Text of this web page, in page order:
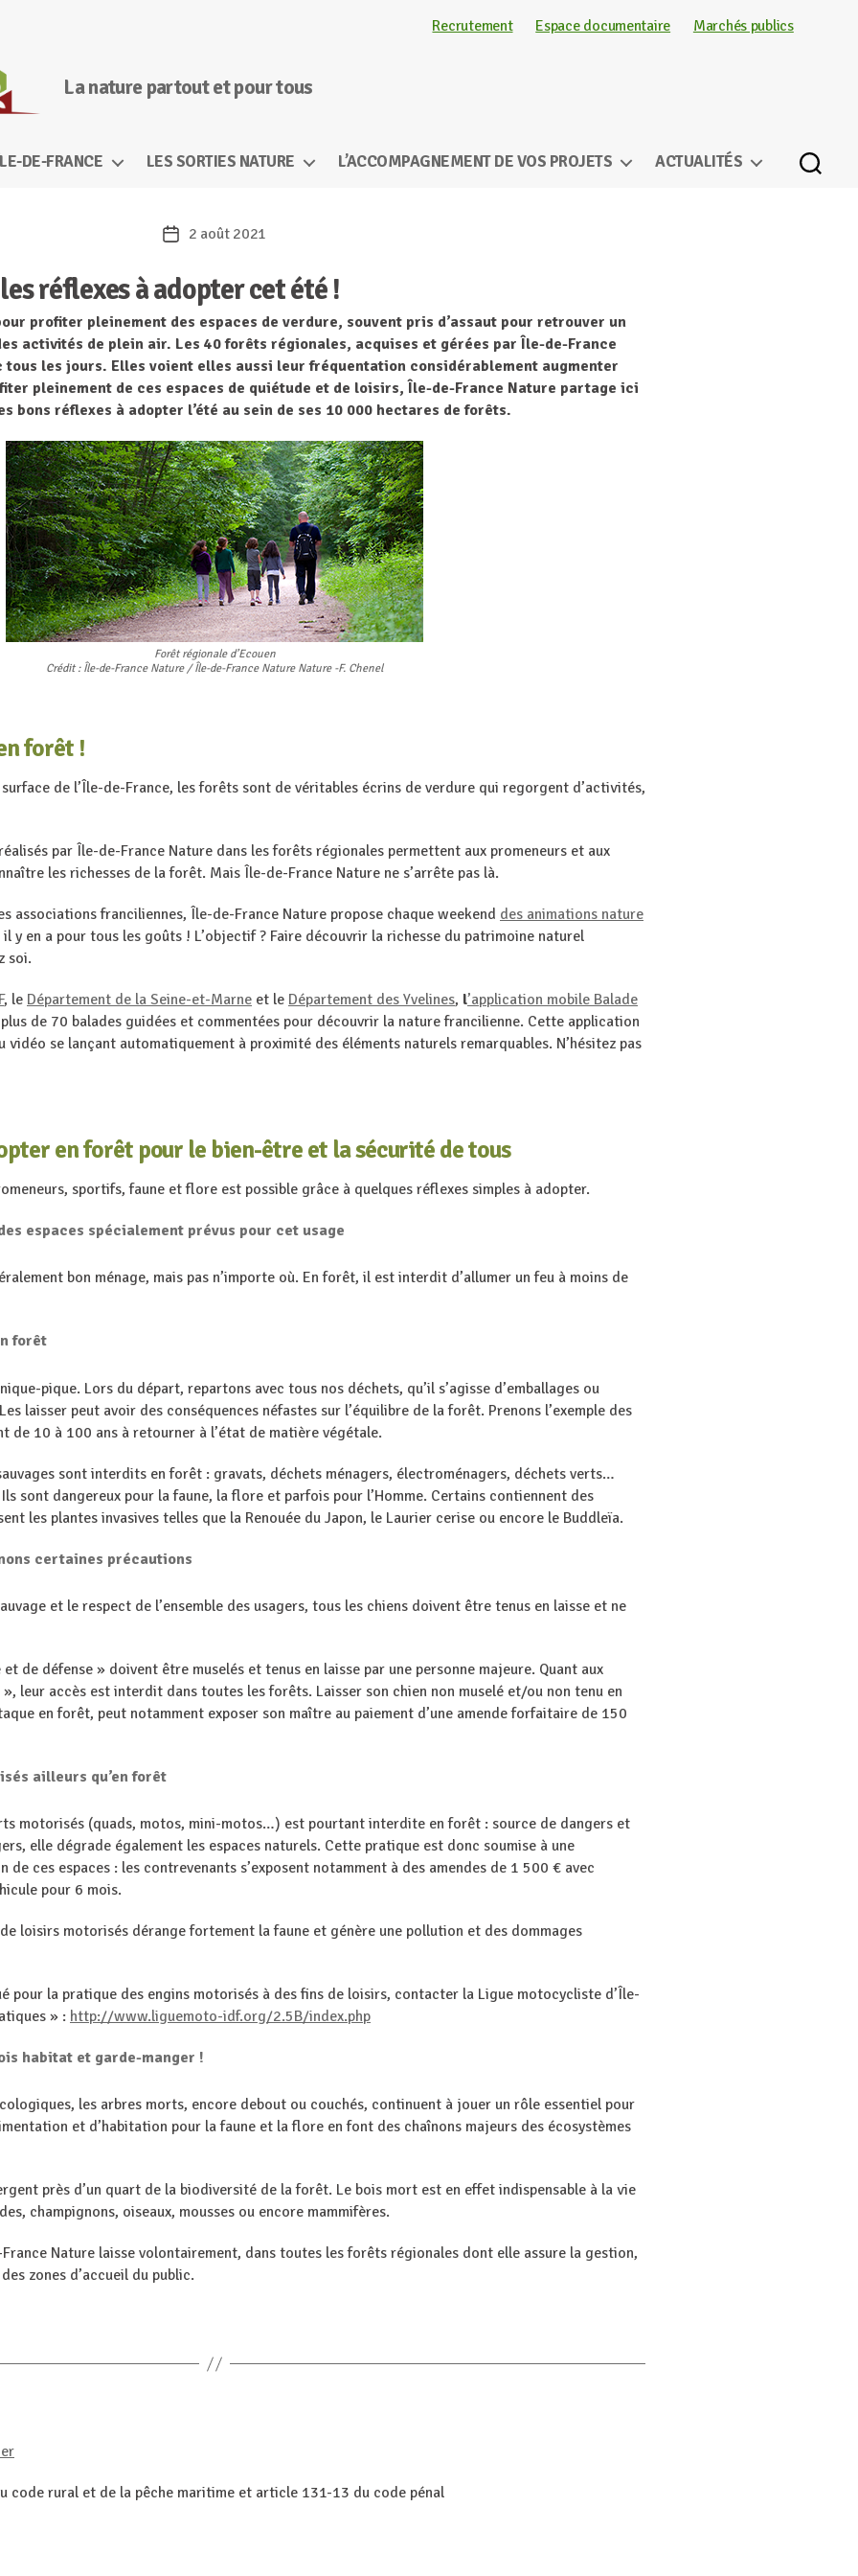
Recrutement Espace documentaire Marchés publics
La nature partout et pour tous
DE-FRANCE LES SORTIES NATURE L’ACCOMPAGNEMENT DE VOS PROJETS ACTUALITÉS
Date
l’article
2 août 2021
réflexes à adopter cet été !
profiter pleinement des espaces de verdure, souvent pris d’assaut pour retrouver un
activités de plein air. Les 40 forêts régionales, acquises et gérées par Île-de-France
les jours. Elles voient elles aussi leur fréquentation considérablement augmenter
pleinement de ces espaces de quiétude et de loisirs, Île-de-France Nature partage ici
bons réflexes à adopter l’été au sein de ses 10 000 hectares de forêts.
Forêt régionale d’Ecouen
Crédit : Île-de-France Nature / Île-de-France Nature Nature -F. Chenel
forêt !
de l’Île-de-France, les forêts sont de véritables écrins de verdure qui regorgent d’activités,
par Île-de-France Nature dans les forêts régionales permettent aux promeneurs et aux
les richesses de la forêt. Mais Île-de-France Nature ne s’arrête pas là.
associations franciliennes, Île-de-France Nature propose chaque weekend des animations nature
y en a pour tous les goûts ! L’objectif ? Faire découvrir la richesse du patrimoine naturel
soi.
, le Département de la Seine-et-Marne et le Département des Yvelines, l’application mobile Balade
de 70 balades guidées et commentées pour découvrir la nature francilienne. Cette application
se lançant automatiquement à proximité des éléments naturels remarquables. N’hésitez pas
en forêt pour le bien-être et la sécurité de tous
sportifs, faune et flore est possible grâce à quelques réflexes simples à adopter.
espaces spécialement prévus pour cet usage
bon ménage, mais pas n’importe où. En forêt, il est interdit d’allumer un feu à moins de
forêt
pique. Lors du départ, repartons avec tous nos déchets, qu’il s’agisse d’emballages ou
laisser peut avoir des conséquences néfastes sur l’équilibre de la forêt. Prenons l’exemple des
de 10 à 100 ans à retourner à l’état de matière végétale.
sont interdits en forêt : gravats, déchets ménagers, électroménagers, déchets verts…
sont dangereux pour la faune, la flore et parfois pour l’Homme. Certains contiennent des
les plantes invasives telles que la Renouée du Japon, le Laurier cerise ou encore le Buddleïa.
certaines précautions
et le respect de l’ensemble des usagers, tous les chiens doivent être tenus en laisse et ne
de défense » doivent être muselés et tenus en laisse par une personne majeure. Quant aux
», leur accès est interdit dans toutes les forêts. Laisser son chien non muselé et/ou non tenu en
en forêt, peut notamment exposer son maître au paiement d’une amende forfaitaire de 150
ailleurs qu’en forêt
motorisés (quads, motos, mini-motos…) est pourtant interdite en forêt : source de dangers et
elle dégrade également les espaces naturels. Cette pratique est donc soumise à une
ces espaces : les contrevenants s’exposent notamment à des amendes de 1 500 € avec
pour 6 mois.
loisirs motorisés dérange fortement la faune et génère une pollution et des dommages
pour la pratique des engins motorisés à des fins de loisirs, contacter la Ligue motocycliste d’Île-
» : http://www.liguemoto-idf.org/2.5B/index.php
habitat et garde-manger !
les arbres morts, encore debout ou couchés, continuent à jouer un rôle essentiel pour
et d’habitation pour la faune et la flore en font des chaînons majeurs des écosystèmes
près d’un quart de la biodiversité de la forêt. Le bois mort est en effet indispensable à la vie
champignons, oiseaux, mousses ou encore mammifères.
Nature laisse volontairement, dans toutes les forêts régionales dont elle assure la gestion,
zones d’accueil du public.
rural et de la pêche maritime et article 131-13 du code pénal